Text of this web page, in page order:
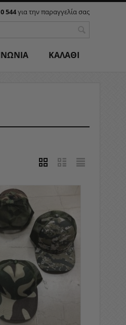
544για την παραγγελία σας
ΚΑΛΑΘΙ